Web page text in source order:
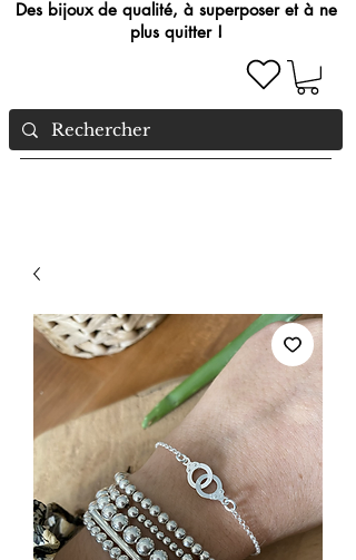
Des bijoux de qualité, à superposer et à ne
plus quitter !